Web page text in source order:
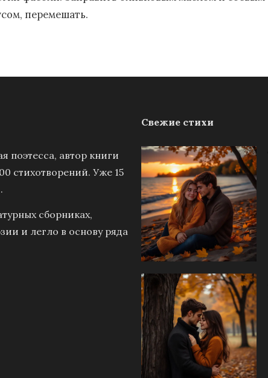
перемешать.
поэтесса, автор книги
стихотворений. Уже 15
сборниках,
и легло в основу ряда
Свежие стихи